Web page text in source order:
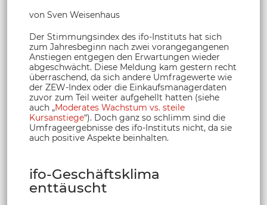
von Sven Weisenhaus
Der Stimmungsindex des ifo-Instituts hat sich
zum Jahresbeginn nach zwei vorangegangenen
Anstiegen entgegen den Erwartungen wieder
abgeschwächt. Diese Meldung kam gestern recht
überraschend, da sich andere Umfragewerte wie
der ZEW-Index oder die Einkaufsmanagerdaten
zuvor zum Teil weiter aufgehellt hatten (siehe
auch „Moderates Wachstum vs. steile
Kursanstiege“). Doch ganz so schlimm sind die
Umfrageergebnisse des ifo-Instituts nicht, da sie
auch positive Aspekte beinhalten.
ifo-Geschäftsklima
enttäuscht